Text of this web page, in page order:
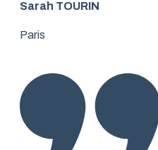
Sarah TOURIN
Paris